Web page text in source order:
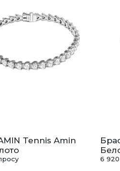
Tennis Amin
6